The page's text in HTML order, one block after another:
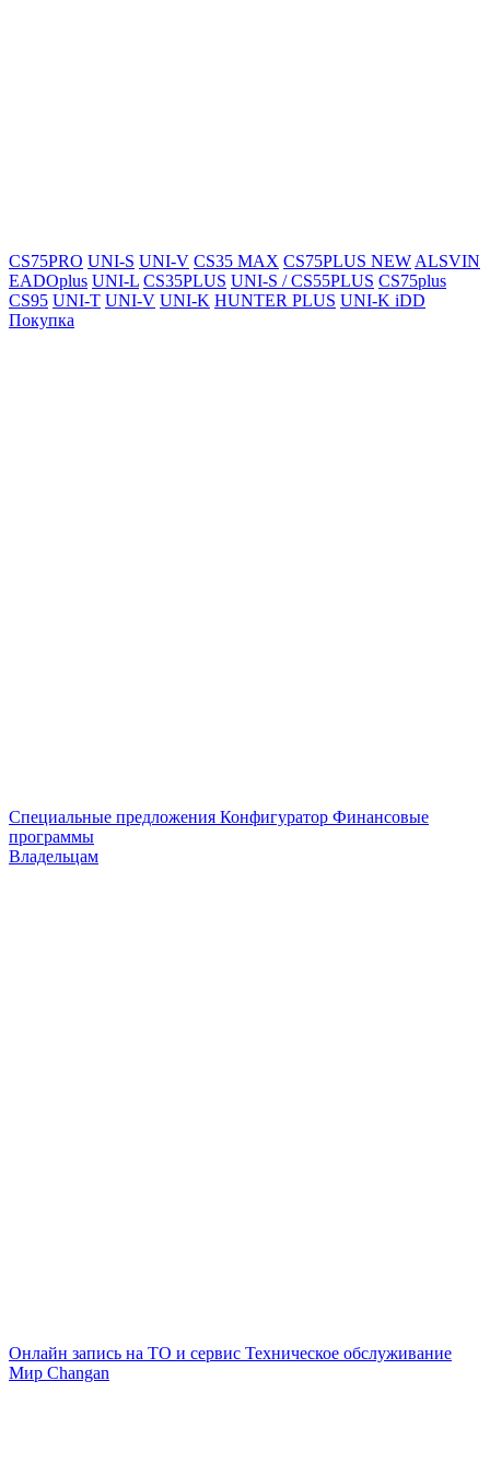
CS75PRO UNI-S UNI-V CS35 MAX CS75PLUS NEW ALSVIN
EADOplus UNI-L CS35PLUS UNI-S / CS55PLUS CS75plus
CS95 UNI-T UNI-V UNI-K HUNTER PLUS UNI-K iDD
Покупка
Специальные предложения Конфигуратор Финансовые
программы
Владельцам
Онлайн запись на ТО и сервис Техническое обслуживание
Мир Changan